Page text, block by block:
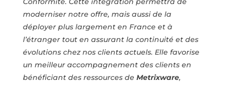
moderniser notre offre, mais aussi de la
déployer plus largement en France et à
l’étranger tout en assurant la continuité et des
évolutions chez nos clients actuels. Elle favorise
un meilleur accompagnement des clients en
bénéficiant des ressources de Metrixware,